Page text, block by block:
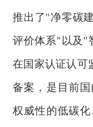
推出了"净零碳
评价体系"以及"
在国家认证认可
备案，是目前
权威性的低碳